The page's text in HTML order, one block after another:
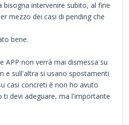
bisogna intervenire subito, al fine
mezzo dei casi di pending che
bene.
APP non verrà mai dismessa su
e sull'altra si usano spostamenti
casi concreti è non ho avuto
ti devi adeguare, ma l'importante